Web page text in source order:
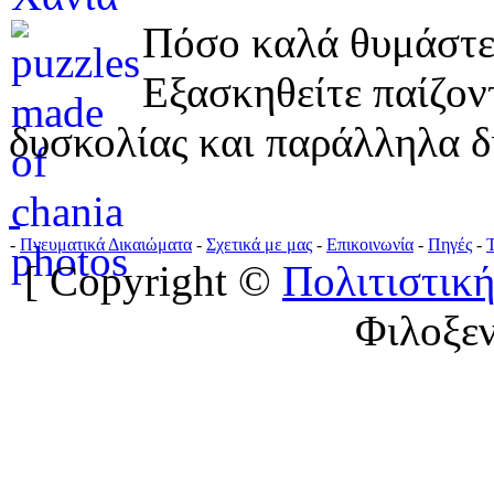
Πόσο καλά
Εξασκηθείτε
δυσκολίας και παράλληλα
- Πνευματικά Δικαιώματα - Σχετικά με μας - Επικοινωνία - Πηγές -
[ Copyright ©